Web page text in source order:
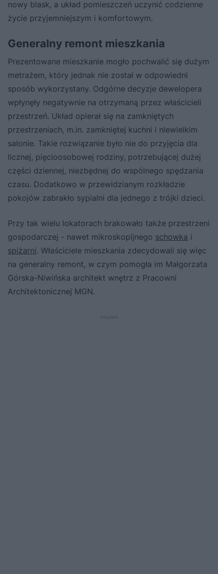
nowy blask, a układ pomieszczeń uczynić codzienne
życie przyjemniejszym i komfortowym.
Generalny remont mieszkania
Prezentowane mieszkanie mogło pochwalić się dużym
metrażem, który jednak nie został w odpowiedni
sposób wykorzystany. Odgórne decyzje dewelopera
wpłynęły negatywnie na otrzymaną przez właścicieli
przestrzeń. Układ opierał się na zamkniętych
przestrzeniach, m.in. zamkniętej kuchni i niewielkim
salonie. Takie rozwiązanie było nie do przyjęcia dla
licznej, pięcioosobowej rodziny, potrzebującej dużej
części dziennej, niezbędnej do wspólnego spędzania
czasu. Dodatkowo w przewidzianym rozkładzie
pokojów zabrakło sypialni dla jednego z trójki dzieci.
Przy tak wielu lokatorach brakowało także przestrzeni
gospodarczej - nawet mikroskopijnego schowka i
spiżarni. Właściciele mieszkania zdecydowali się więc
na generalny remont, w czym pomogła im Małgorzata
Górska-Niwińska architekt wnętrz z Pracowni
Architektonicznej MGN.